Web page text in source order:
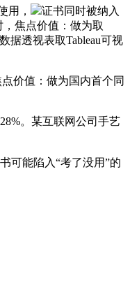
用，
证书同时被纳入
焦点价值：做为取
据透视表取Tableau可视
价值：做为国内首个同
。某互联网公司手艺
可能陷入“考了没用”的